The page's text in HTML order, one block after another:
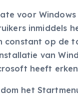
voor
inmiddels
constant op de
van
heeft
het